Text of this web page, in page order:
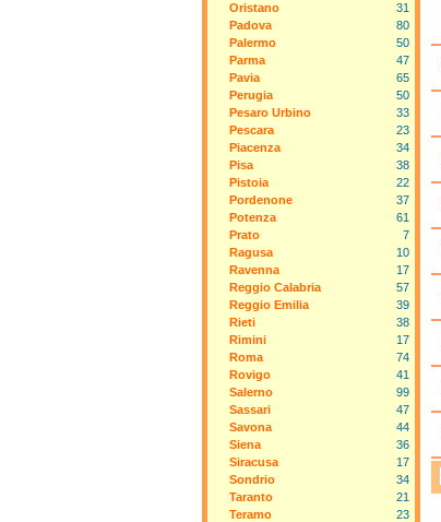
Oristano
31
Padova
80
Palermo
50
Parma
47
Pavia
65
Perugia
50
Pesaro Urbino
33
Pescara
23
Piacenza
34
Pisa
38
Pistoia
22
Pordenone
37
Potenza
61
Prato
7
Ragusa
10
Ravenna
17
Reggio Calabria
57
Reggio Emilia
39
Rieti
38
Rimini
17
Roma
74
Rovigo
41
Salerno
99
Sassari
47
Savona
44
Siena
36
Siracusa
17
Sondrio
34
Taranto
21
Teramo
23